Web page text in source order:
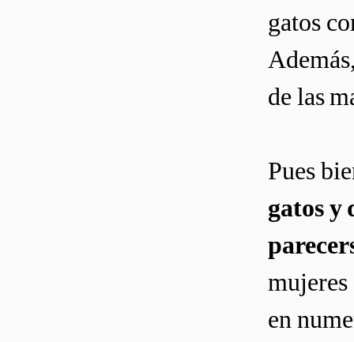
gatos
de las
Pues
gatos y
en